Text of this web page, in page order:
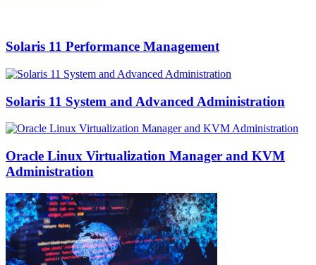
Solaris 11 Performance Management
Solaris 11 System and Advanced Administration
Oracle Linux Virtualization Manager and KVM
Administration